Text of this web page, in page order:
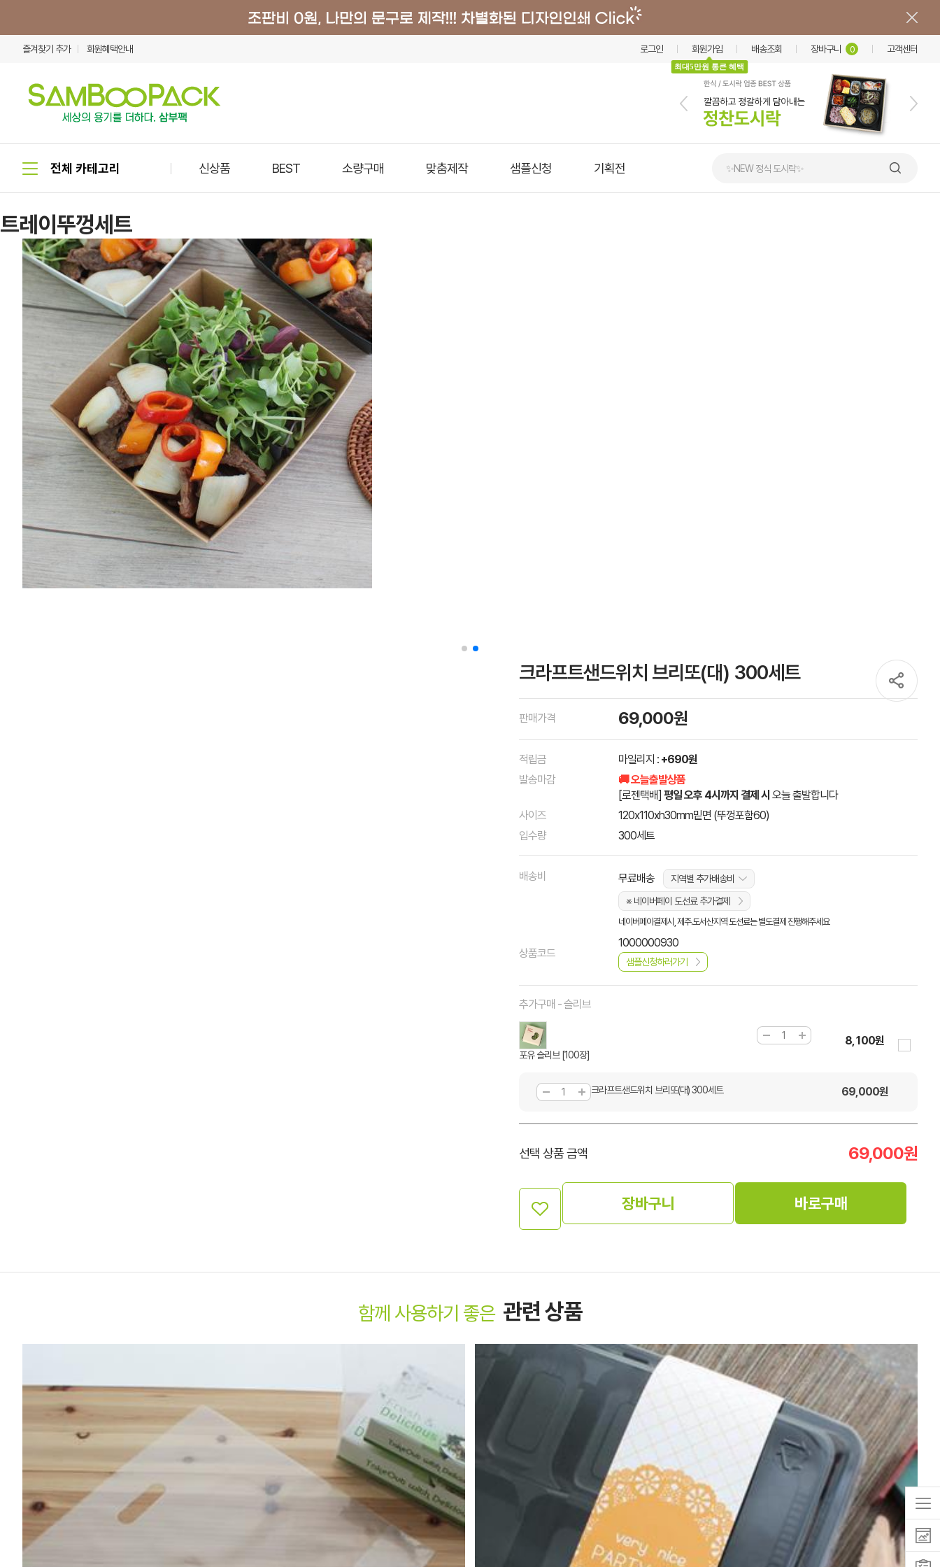
즐겨찾기 추가 회원혜택안내 로그인 회원가입
최대5만원 통큰 혜택
배송조회 장바구니 0 고객센터
신상품 BEST 소량구매 맞춤제작 샘플신청 기획전 ✨NEW 정식 도시락✨
트레이뚜껑세트
크라프트샌드위치 브리또(대) 300세트
판매가격 69,000원
적립금 마일리지 : +690원
발송마감
🚚 오늘출발상품
[로젠택배] 평일 오후 4시까지 결제 시 오늘 출발합니다
사이즈
120x110xh30mm밑면 (뚜껑포함60)
입수량
300세트
배송비 무료배송
지역별 추가배송비
※ 네이버페이 도선료 추가결제
네이버페이결제시, 제주.도서산지역 도선료는 별도결제 진행해주세요
상품코드
1000000930
샘플신청하러가기
추가구매 - 슬리브
포유 슬리브 [100장]
8,100원
크라프트샌드위치 브리또(대) 300세트 69,000원
선택 상품 금액 69,000원
장바구니 바로구매
함께 사용하기 좋은 관련 상품